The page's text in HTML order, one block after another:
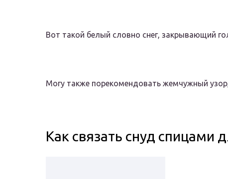
Вот такой белый словно снег, закрывающий
Могу также порекомендовать жемчужный
Как связать снуд спицами